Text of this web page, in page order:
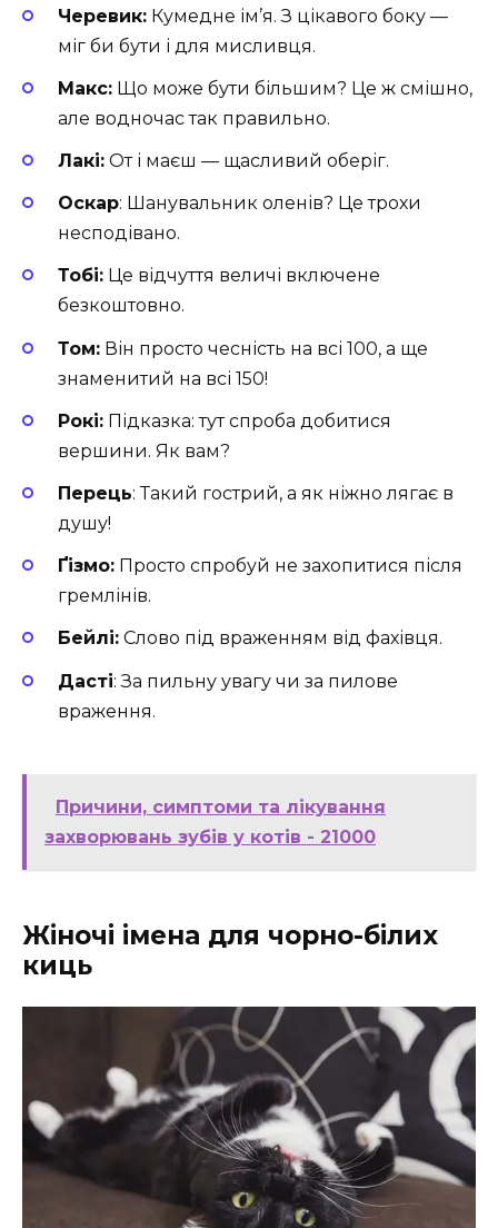
Черевик: Кумедне ім’я. З цікавого боку —
міг би бути і для мисливця.
Макс: Що може бути більшим? Це ж смішно,
але водночас так правильно.
Лакі: От і маєш — щасливий оберіг.
Оскар: Шанувальник оленів? Це трохи
несподівано.
Тобі: Це відчуття величі включене
безкоштовно.
Том: Він просто чесність на всі 100, а ще
знаменитий на всі 150!
Рокі: Підказка: тут спроба добитися
вершини. Як вам?
Перець: Такий гострий, а як ніжно лягає в
душу!
Ґізмо: Просто спробуй не захопитися після
гремлінів.
Бейлі: Слово під враженням від фахівця.
Дасті: За пильну увагу чи за пилове
враження.
Причини, симптоми та лікування
захворювань зубів у котів - 21000
Жіночі імена для чорно-білих
киць